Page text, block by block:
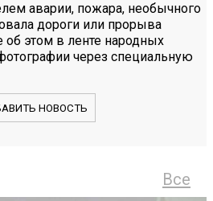
аварии, пожара, необычного
дороги или прорыва
об этом в ленте народных
через специальную
НОВОСТЬ
Все